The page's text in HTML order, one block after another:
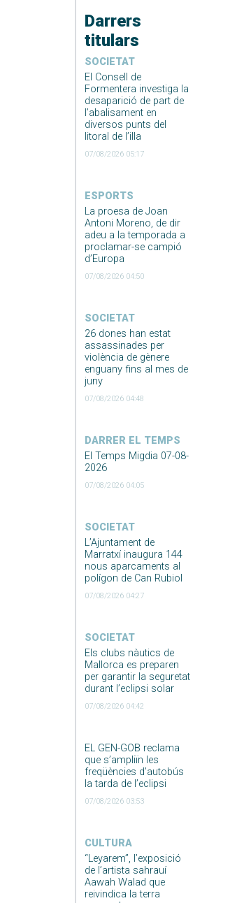
Darrers
titulars
SOCIETAT
El Consell de
Formentera investiga la
desaparició de part de
l’abalisament en
diversos punts del
litoral de l’illa
07/08/2026 05:17
ESPORTS
La proesa de Joan
Antoni Moreno, de dir
adeu a la temporada a
proclamar-se campió
d’Europa
07/08/2026 04:50
SOCIETAT
26 dones han estat
assassinades per
violència de gènere
enguany fins al mes de
juny
07/08/2026 04:48
DARRER EL TEMPS
El Temps Migdia 07-08-
2026
07/08/2026 04:05
SOCIETAT
L’Ajuntament de
Marratxí inaugura 144
nous aparcaments al
polígon de Can Rubiol
07/08/2026 04:27
SOCIETAT
Els clubs nàutics de
Mallorca es preparen
per garantir la seguretat
durant l’eclipsi solar
07/08/2026 04:42
EL GEN-GOB reclama
que s’ampliïn les
freqüències d’autobús
la tarda de l’eclipsi
07/08/2026 03:53
CULTURA
“Leyarem”, l’exposició
de l’artista sahrauí
Aawah Walad que
reivindica la terra